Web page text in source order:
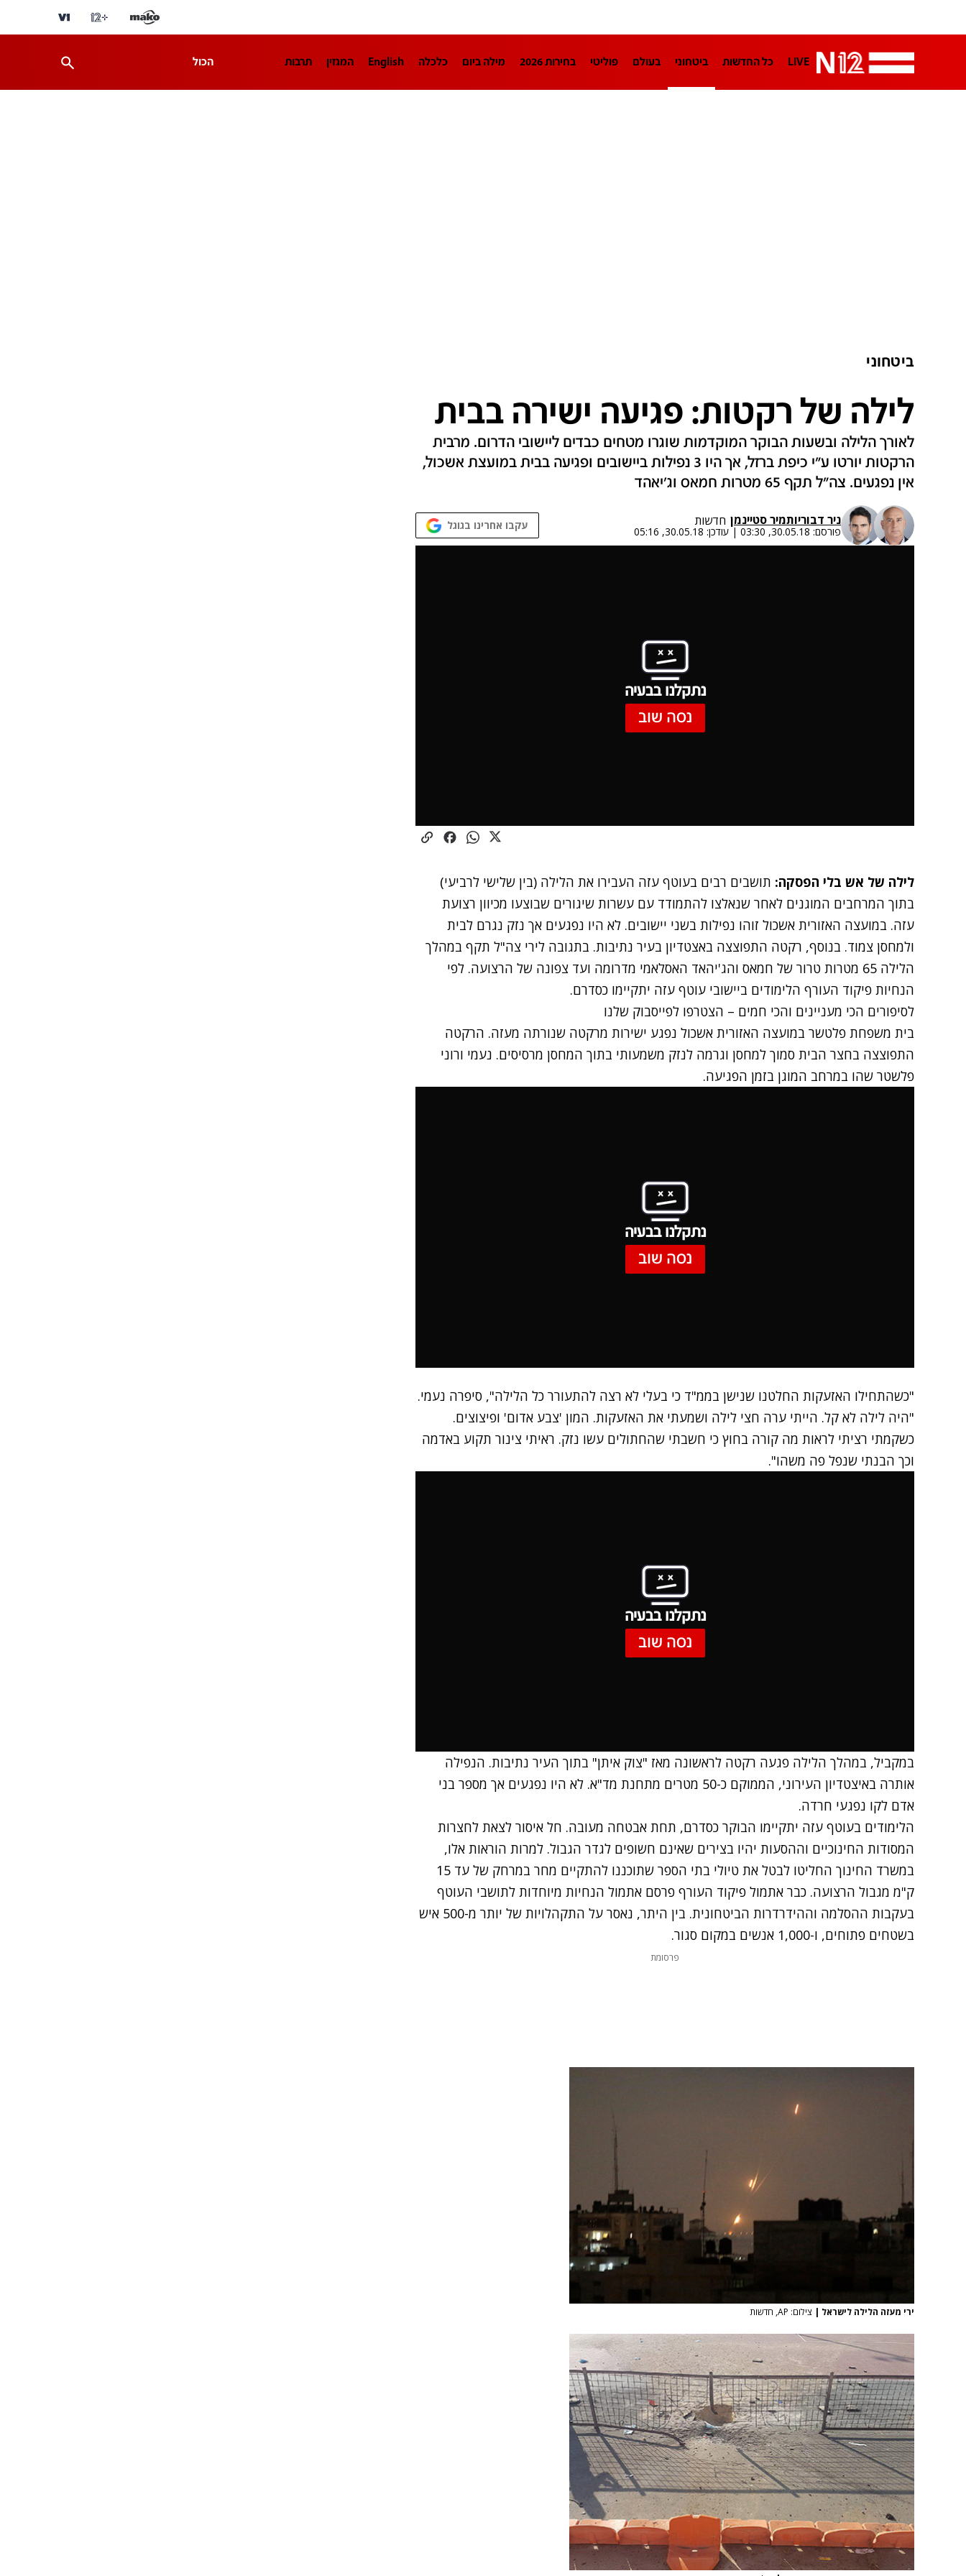
LIVE כל החדשות ביטחוני בעולם פוליטי בחירות 2026 מילה ביום כלכלה English המגזין תרבות הכול
ביטחוני
לילה של רקטות: פגיעה ישירה בבית‎
לאורך הלילה ובשעות הבוקר המוקדמות שוגרו מטחים כבדים ליישובי הדרום. מרבית
הרקטות יורטו ע"י כיפת ברזל, אך היו 3 נפילות ביישובים ופגיעה בבית במועצת אשכול,
אין נפגעים. צה"ל תקף 65 מטרות חמאס וג'יאהד‎‏
ניר דבוריותמיר סטיינמן חדשות
פורסם: 30.05.18, 03:30
|עודכן: 30.05.18, 05:16 עקבו אחרינו בגוגל
נתקלנו בבעיה
נסה שוב
לילה של אש בלי הפסקה: תושבים רבים בעוטף עזה העבירו את הלילה (בין שלישי לרביעי)
בתוך המרחבים המוגנים לאחר שנאלצו להתמודד עם עשרות שיגורים שבוצעו מכיוון רצועת
עזה. במועצה האזורית אשכול זוהו נפילות בשני יישובים. לא היו נפגעים אך נזק נגרם לבית
ולמחסן צמוד. בנוסף, רקטה התפוצצה באצטדיון בעיר נתיבות. בתגובה לירי צה"ל תקף במהלך
הלילה 65 מטרות טרור של חמאס והג'יהאד האסלאמי מדרומה ועד צפונה של הרצועה. לפי
הנחיות פיקוד העורף הלימודים ביישובי עוטף עזה יתקיימו כסדרם.
לסיפורים הכי מעניינים והכי חמים – הצטרפו לפייסבוק שלנו
בית משפחת פלטשר במועצה האזורית אשכול נפגע ישירות מרקטה שנורתה מעזה. הרקטה
התפוצצה בחצר הבית סמוך למחסן וגרמה לנזק משמעותי בתוך המחסן מרסיסים. נעמי ורוני
פלשטר שהו במרחב המוגן בזמן הפגיעה.
נתקלנו בבעיה
נסה שוב
"כשהתחילו האזעקות החלטנו שנישן בממ"ד כי בעלי לא רצה להתעורר כל הלילה", סיפרה נעמי.
"היה לילה לא קל. הייתי ערה חצי לילה ושמעתי את האזעקות. המון 'צבע אדום' ופיצוצים.
כשקמתי רציתי לראות מה קורה בחוץ כי חשבתי שהחתולים עשו נזק. ראיתי צינור תקוע באדמה
וכך הבנתי שנפל פה משהו".
נתקלנו בבעיה
נסה שוב
במקביל, במהלך הלילה פגעה רקטה לראשונה מאז "צוק איתן" בתוך העיר נתיבות. הנפילה
אותרה באיצטדיון העירוני, הממוקם כ-50 מטרים מתחנת מד"א. לא היו נפגעים אך מספר בני
אדם לקו נפגעי חרדה.
הלימודים בעוטף עזה יתקיימו הבוקר כסדרם, תחת אבטחה מעובה. חל איסור לצאת לחצרות
המסודות החינוכיים וההסעות יהיו בצירים שאינם חשופים לגדר הגבול. למרות הוראות אלו,
במשרד החינוך החליטו לבטל את טיולי בתי הספר שתוכננו להתקיים מחר במרחק של עד 15
ק"מ מגבול הרצועה. כבר אתמול פיקוד העורף פרסם אתמול הנחיות מיוחדות לתושבי העוטף
בעקבות ההסלמה וההידרדרות הביטחונית. בין היתר, נאסר על התקהלויות של יותר מ-500 איש
בשטחים פתוחים, ו-1,000 אנשים במקום סגור.
פרסומת
ירי מעזה הלילה לישראל | צילום: AP, חדשות